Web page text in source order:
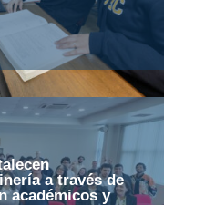
a través de
académicos y